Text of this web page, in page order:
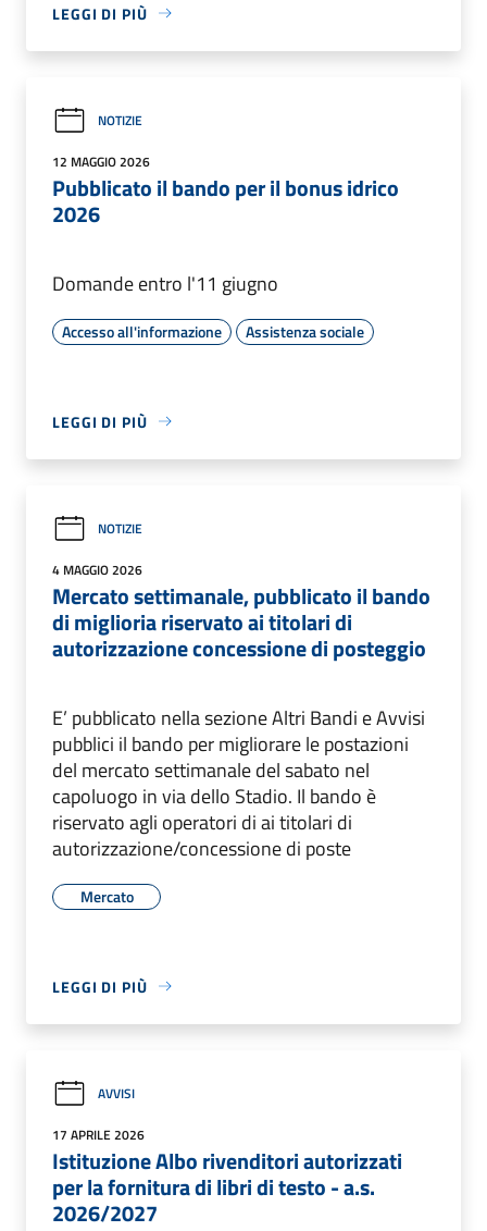
LEGGI DI PIÙ
NOTIZIE
12 MAGGIO 2026
Pubblicato il bando per il bonus idrico
2026
Domande entro l'11 giugno
Accesso all'informazione Assistenza sociale
LEGGI DI PIÙ
NOTIZIE
4 MAGGIO 2026
Mercato settimanale, pubblicato il bando
di miglioria riservato ai titolari di
autorizzazione concessione di posteggio
E’ pubblicato nella sezione Altri Bandi e Avvisi
pubblici il bando per migliorare le postazioni
del mercato settimanale del sabato nel
capoluogo in via dello Stadio. Il bando è
riservato agli operatori di ai titolari di
autorizzazione/concessione di poste
Mercato
LEGGI DI PIÙ
AVVISI
17 APRILE 2026
Istituzione Albo rivenditori autorizzati
per la fornitura di libri di testo - a.s.
2026/2027